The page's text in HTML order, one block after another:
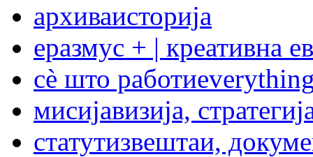
архиваисторија
еразмус + | креативна
сѐ што работи
мисијавизија,
статутизвештаи,